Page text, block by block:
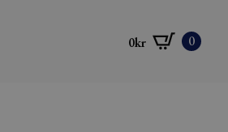
0kr 0